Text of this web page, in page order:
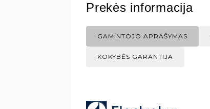
Prekės informacija
GAMINTOJO APRAŠYMAS
KOKYBĖS GARANTIJA